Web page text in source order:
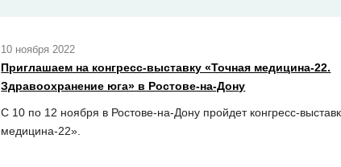
10 ноября 2022
Приглашаем на конгресс-выставку «Точная медицина-22.
Здравоохранение юга» в Ростове-на-Дону
С 10 по 12 ноября в Ростове-на-Дону пройдет конгресс-
медицина-22».